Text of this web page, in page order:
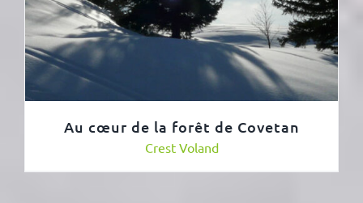
Au cœur de la forêt de Covetan
Crest Voland